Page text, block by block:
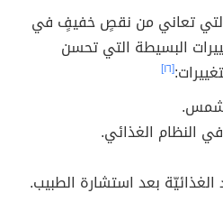
تعاني من نقصٍ خفيفٍ في
البسيطة التي تحسن
[١٦]
في النظام الغذائي.
بعد استشارة الطبيب.